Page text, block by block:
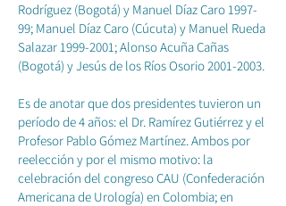
Rodríguez (Bogotá) y Manuel Díaz Caro 1997-
99; Manuel Díaz Caro (Cúcuta) y Manuel Rueda
Salazar1999-2001; Alonso Acuña Cañas
(Bogotá) y Jesús de los Ríos Osorio2001-2003.
Es de anotar que dos presidentes tuvieron un
período de 4 años: el Dr. Ramírez Gutiérrez y el
Profesor Pablo Gómez Martínez. Ambos por
reelección y por el mismo motivo: la
celebración del congreso CAU (Confederación
Americana de Urología) en Colombia; en